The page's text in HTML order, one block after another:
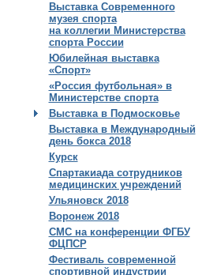
Выставка Современного
музея спорта
на коллегии Министерства
спорта России
Юбилейная выставка
«Спорт»
«Россия футбольная» в
Министерстве спорта
Выставка в Подмосковье
Выставка в Международный
день бокса 2018
Курск
Спартакиада сотрудников
медицинских учреждений
Ульяновск 2018
Воронеж 2018
СМС на конференции ФГБУ
ФЦПСР
Фестиваль современной
спортивной индустрии